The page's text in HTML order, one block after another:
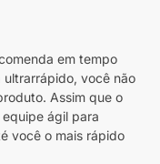
em tempo
ultrarrápido, você não
Assim que o
ágil para
você o mais rápido